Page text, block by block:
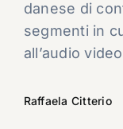
danese di
segmenti in
all’audio
Raffaela Citterio